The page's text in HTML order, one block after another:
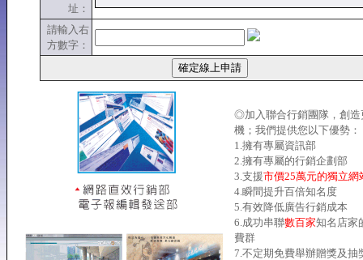
址：
請輸入右
方數字：
◎加入聯合行銷團隊，創造
機；我們提供您以下優勢：
1.擁有專屬資訊部
2.擁有專屬的行銷企劃部
3.支援市價25萬元的獨立網
4.瞬間提升百倍知名度
5.有效降低廣告行銷成本
6.成功串聯數百家知名店家
費群
7.不定期免費舉辦贈獎及抽